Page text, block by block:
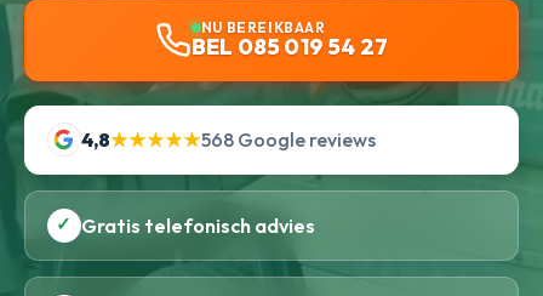
NU BEREIKBAAR
BEL 085 019 54 27
4,8★★★★★568 Google reviews
✓ Gratis telefonisch advies